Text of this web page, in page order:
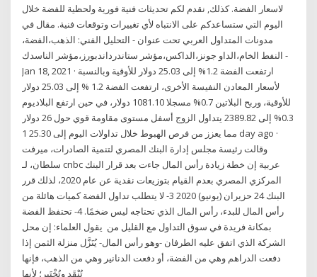
لاسعار الفضة. كذلك, نقدم لكم تحديثات فنية فورية ولحظية للفضة خلال
اليوم التي ستساعدكم على الانتباه لأي تغييرات وتوقعات فنية. مقال في
مدونات المتداول العربي تحت عنوان - التحليل الفني: الذهب،الفضة،
النفط الخام،الداو جونز،الداكس،مؤشر ستاندرداندبورز،مؤشر الناسدك -
Jan 18, 2021 · ارتفعت الفضة 1.2% إلى 25.03 دولار للأوقية وبالنسبة
لأسعار المعادن النفيسة الأخرى، ارتفعت الفضة 1.2 % إلى 25.03 دولار
للأوقية، وربح البلاتين 0.7% مسجلا 1081.10 دولار، في حين ارتفع البلاديوم
0.3% إلى 2389.82 يتداول الزوج أسفل مستوى مقاومة قوي حول 26 دولار
مما يعزز من فرص الهبوط خلال تداولات اليوم إلى 25.30 1 day ago ·
وقالت رئيسة مجلس إدارة البنك المصري لتنمية الصادرات، ميرفت
سلطان، لـ cnbc عربية إن خطة زيادة رأس المال جاءت بعد قرار البنك
المركزي المصري بعدم القيام بتوزيعات نقدية عن عام 2020، لذلك قرر
البنك 24 حزيران (يونيو) 2020 3- لا يتطلب تداول الفضة كميات هائلة من
رأس المال للبدء، رأس المال الذي تحتاجه ليس ضخمًا. 4- تحتفظ الفضة
بمكانة فريدة في سوق التداول مع القليل من يقول العلماء: إن محل
الشركة الذي اتفق عليه الطرفان -وهو رأس المال- يُنَزَّل منزلة الثمن إذا
دفعت الدراهم وهي من الفضة، أو دفعت الدنانير وهي من الذهب، فإنها